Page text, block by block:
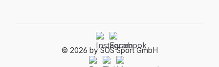
© 2026 by SOS Sport GmbH